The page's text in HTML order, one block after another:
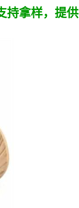
持拿样，提供